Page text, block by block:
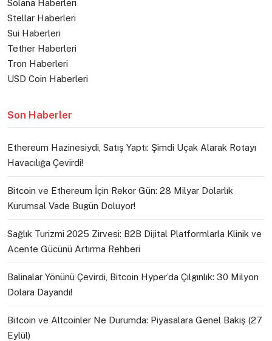
Solana Haberleri
Stellar Haberleri
Sui Haberleri
Tether Haberleri
Tron Haberleri
USD Coin Haberleri
Son Haberler
Ethereum Hazinesiydi, Satış Yaptı: Şimdi Uçak Alarak Rotayı
Havacılığa Çevirdi!
Bitcoin ve Ethereum İçin Rekor Gün: 28 Milyar Dolarlık
Kurumsal Vade Bugün Doluyor!
Sağlık Turizmi 2025 Zirvesi: B2B Dijital Platformlarla Klinik ve
Acente Gücünü Artırma Rehberi
Balinalar Yönünü Çevirdi, Bitcoin Hyper’da Çılgınlık: 30 Milyon
Dolara Dayandı!
Bitcoin ve Altcoinler Ne Durumda: Piyasalara Genel Bakış (27
Eylül)